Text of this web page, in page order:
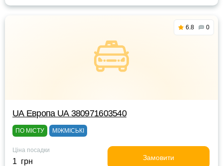
6.8 0
UА Европа UА 380971603540
ПО МІСТУ МІЖМІСЬКІ
Ціна посадки
1 грн Замовити